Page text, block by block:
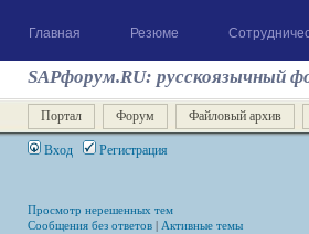
Главная Резюме
SAPфорум.RU: русскоязычный
Портал Форум Файловый архив
Вход Регистрация
Просмотр нерешенных тем
Сообщения без ответов | Активные темы